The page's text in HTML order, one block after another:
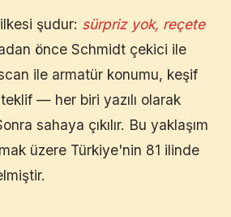
şudur: sürpriz yok, reçete
önce Schmidt çekici ile
ile armatür konumu, keşif
— her biri yazılı olarak
sahaya çıkılır. Bu yaklaşım
üzere Türkiye'nin 81 ilinde